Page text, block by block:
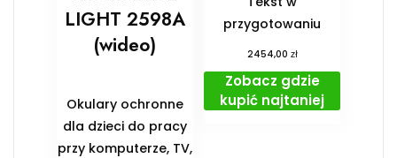
LIGHT 2598A
(wideo)
Okulary ochronne
dla dzieci do pracy
przy komputerze, TV,
przygotowaniu
2454,00 zł
Zobacz gdzie
kupić najtaniej